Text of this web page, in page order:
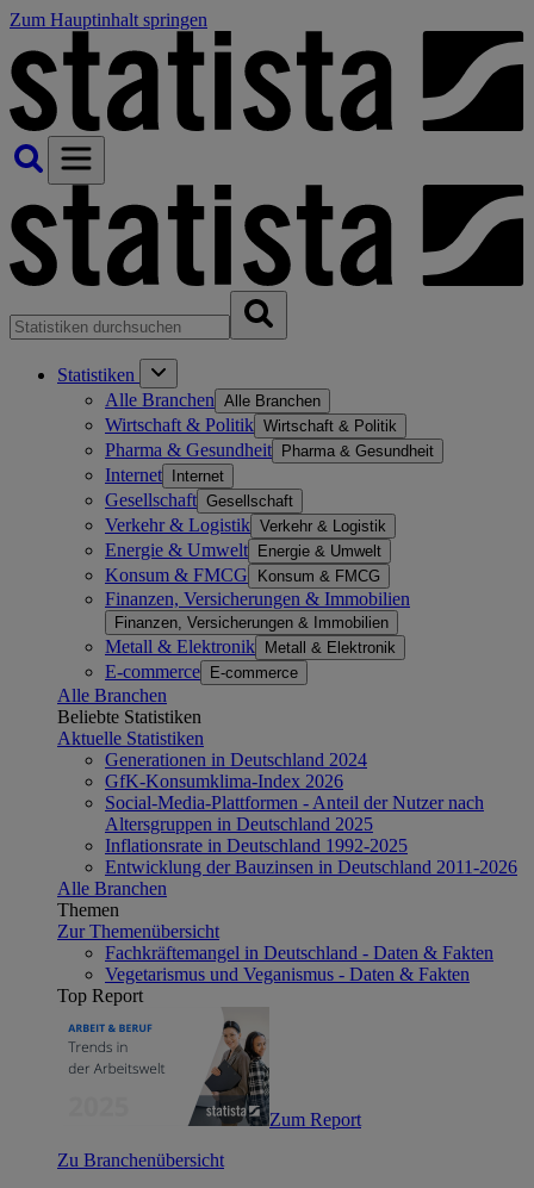
Zum Hauptinhalt springen
Statistiken
Alle Branchen Alle Branchen
Wirtschaft & Politik Wirtschaft & Politik
Pharma & Gesundheit Pharma & Gesundheit
Internet Internet
Gesellschaft Gesellschaft
Verkehr & Logistik Verkehr & Logistik
Energie & Umwelt Energie & Umwelt
Konsum & FMCG Konsum & FMCG
Finanzen, Versicherungen & Immobilien
Finanzen, Versicherungen & Immobilien
Metall & Elektronik Metall & Elektronik
E-commerce E-commerce
Alle Branchen
Beliebte Statistiken
Aktuelle Statistiken
Generationen in Deutschland 2024
GfK-Konsumklima-Index 2026
Social-Media-Plattformen - Anteil der Nutzer nach
Altersgruppen in Deutschland 2025
Inflationsrate in Deutschland 1992-2025
Entwicklung der Bauzinsen in Deutschland 2011-2026
Alle Branchen
Themen
Zur Themenübersicht
Fachkräftemangel in Deutschland - Daten & Fakten
Vegetarismus und Veganismus - Daten & Fakten
Top Report
Zum Report
Zu Branchenübersicht